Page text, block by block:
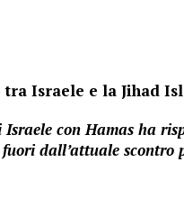
Israele e la Jihad
con Hamas ha
dall’attuale scontro